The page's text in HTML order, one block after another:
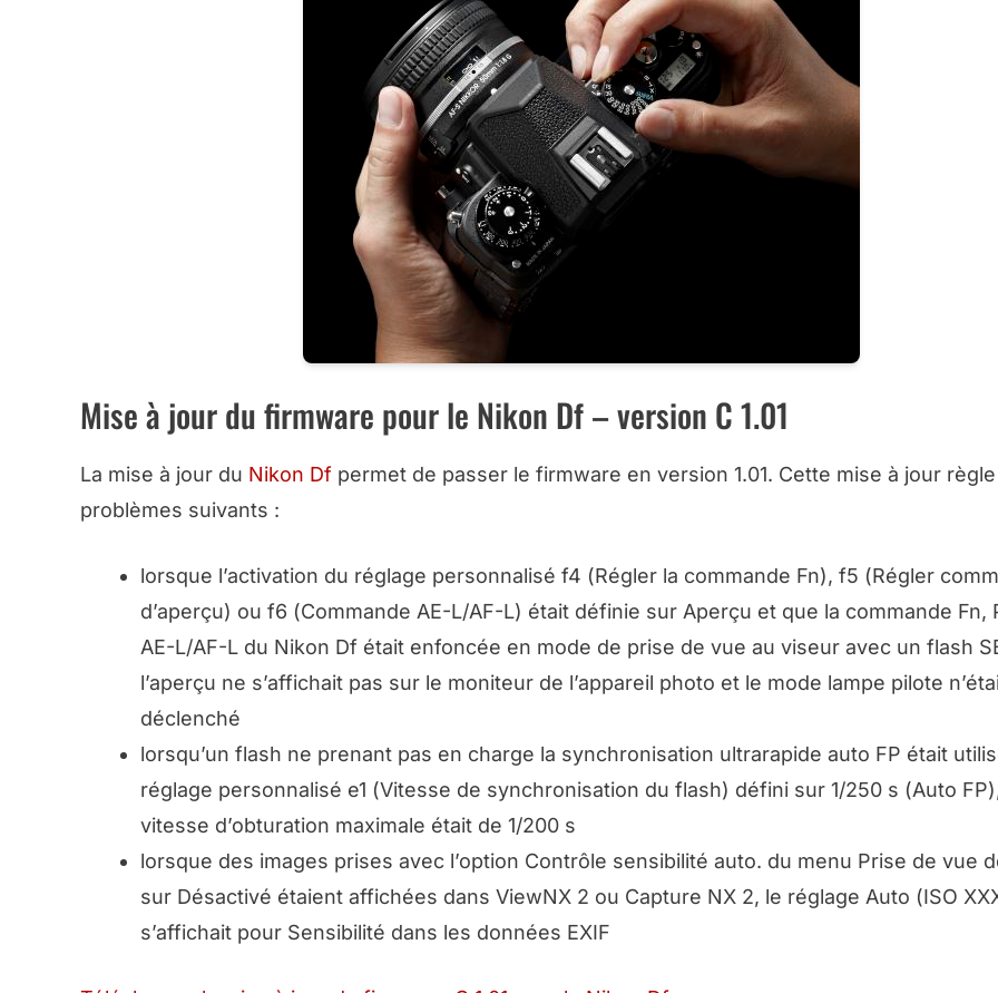
Mise à jour du firmware pour le Nikon Df – version C 1.01
La mise à jour du Nikon Df permet de passer le firmware en version 1.01. Cette mise à jour
problèmes suivants :
lorsque l’activation du réglage personnalisé f4 (Régler la commande Fn), f5 (Régler
d’aperçu) ou f6 (Commande AE-L/AF-L) était définie sur Aperçu et que la commande Fn,
AE-L/AF-L du Nikon Df était enfoncée en mode de prise de vue au viseur avec un flash
l’aperçu ne s’affichait pas sur le moniteur de l’appareil photo et le mode lampe pilote
déclenché
lorsqu’un flash ne prenant pas en charge la synchronisation ultrarapide auto FP était
réglage personnalisé e1 (Vitesse de synchronisation du flash) défini sur 1/250 s (Auto FP
vitesse d’obturation maximale était de 1/200 s
lorsque des images prises avec l’option Contrôle sensibilité auto. du menu Prise de vue
sur Désactivé étaient affichées dans ViewNX 2 ou Capture NX 2, le réglage Auto (ISO
s’affichait pour Sensibilité dans les données EXIF